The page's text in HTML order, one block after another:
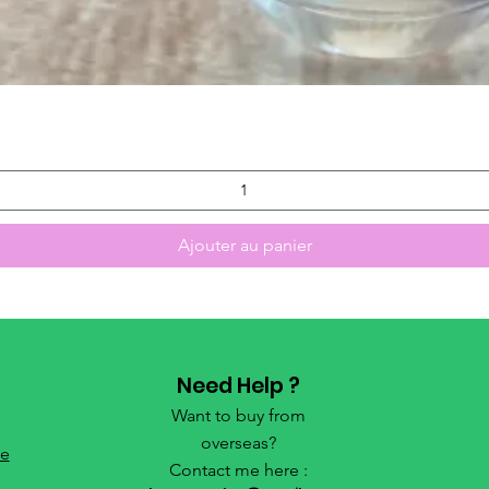
Ajouter au panier
Need Help ?
Want to buy from
overseas?
Contact me here :